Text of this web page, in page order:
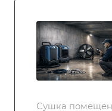
Сушка